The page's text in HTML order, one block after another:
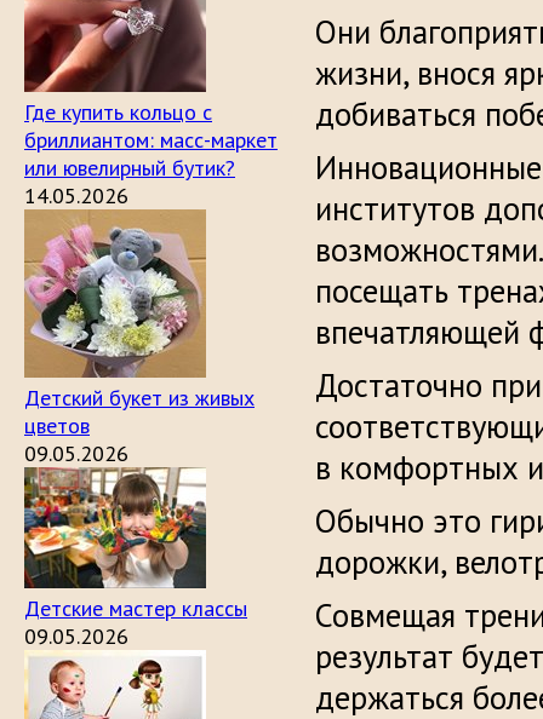
Где купить кольцо с
бриллиантом: масс-маркет
или ювелирный бутик?
14.05.2026
Детский букет из живых
цветов
09.05.2026
Детские мастер классы
09.05.2026
Они
жизни, внося
добиваться
институтов
посещать
впечатляющей
Достаточно
в комфортных
Обычно это
дорожки,
Совмещая
результат
держаться